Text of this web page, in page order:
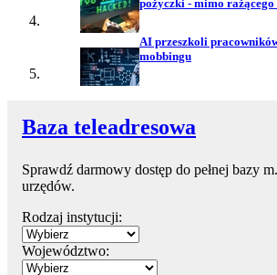
pożyczki - mimo rażącego
AI przeszkoli
mobbingu
Baza teleadresowa
Sprawdź darmowy dostęp do pełnej bazy
urzędów.
Rodzaj instytucji:
Województwo: